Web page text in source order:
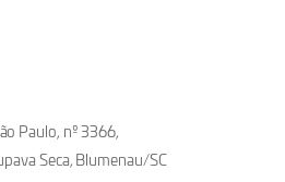
Paulo, nº 3366,
Seca, Blumenau/SC